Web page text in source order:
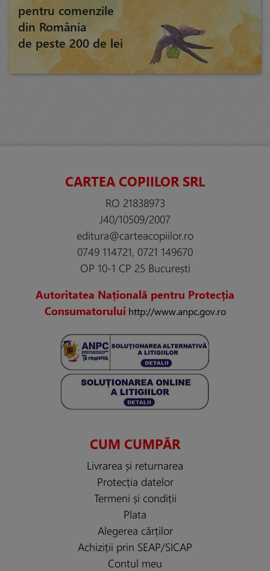
pentru comenzile
din România
de peste 200 de lei
CARTEA COPIILOR SRL
RO 21838973
J40/10509/2007
editura@carteacopiilor.ro
0749 114721, 0721 149670
OP 10-1 CP 25 București
Autoritatea Națională pentru Protecția
Consumatorului http://www.anpc.gov.ro
CUM CUMPĂR
Livrarea și returnarea
Protecția datelor
Termeni și condiții
Plata
Alegerea cărților
Achiziții prin SEAP/SICAP
Contul meu